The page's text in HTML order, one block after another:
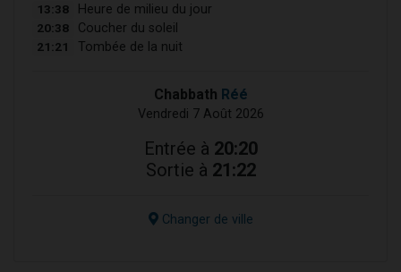
13:38 Heure de milieu du jour
20:38 Coucher du soleil
21:21 Tombée de la nuit
Chabbath Réé
Vendredi 7 Août 2026
Entrée à 20:20
Sortie à 21:22
Changer de ville